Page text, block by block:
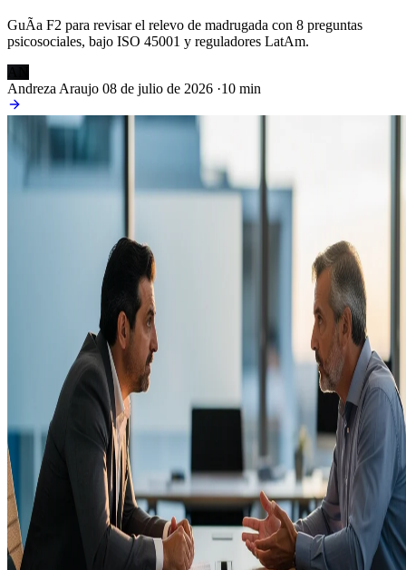
GuÃ­a F2 para revisar el relevo de madrugada con 8 preguntas
psicosociales, bajo ISO 45001 y reguladores LatAm.
Andreza Araujo 08 de julio de 2026 ·10 min